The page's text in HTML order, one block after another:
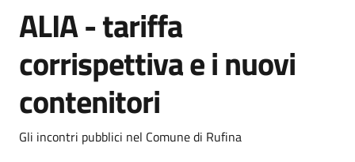
ALIA - tariffa
corrispettiva e i nuovi
contenitori
Dettagli
Descrizione breve
Gli incontri pubblici nel Comune di Rufina